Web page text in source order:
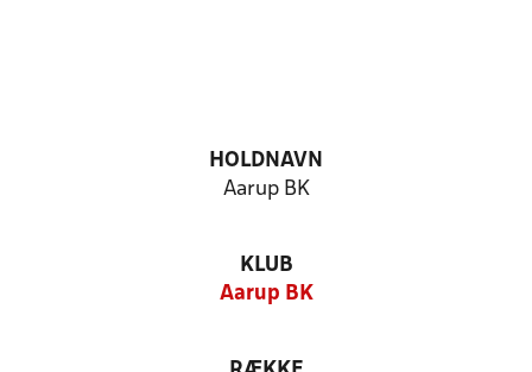
HOLDNAVN
Aarup BK
KLUB
Aarup BK